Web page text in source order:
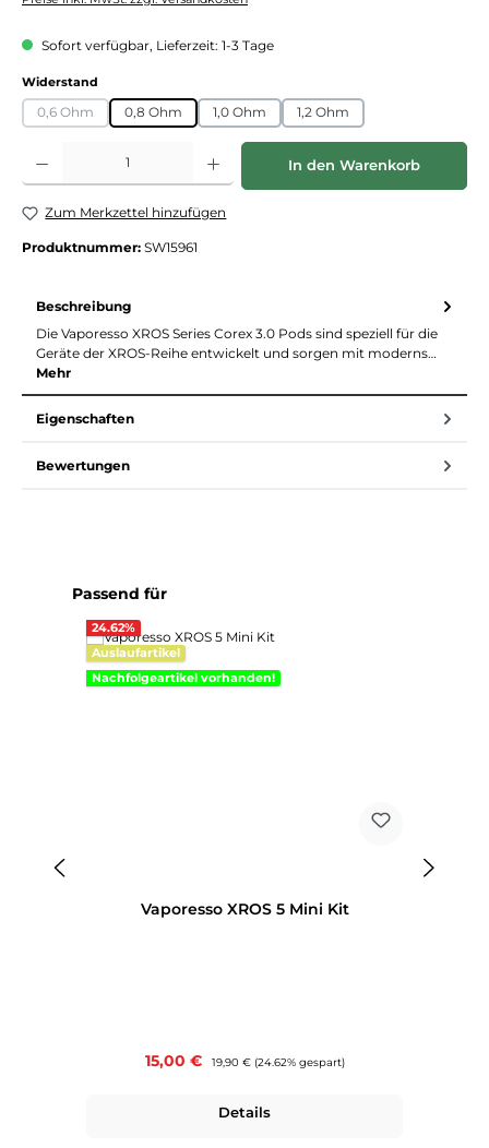
Sofort verfügbar, Lieferzeit: 1-3 Tage
Widerstand
0,6 Ohm
(Diese Option ist zurzeit nicht verfügbar.)
0,8 Ohm 1,0 Ohm 1,2 Ohm
Produkt Anzahl: Gib den gewünschten Wert ein oder benutze die
In den Warenkorb
Zum Merkzettel hinzufügen
Produktnummer: SW15961
Beschreibung
Die Vaporesso XROS Series Corex 3.0 Pods sind speziell für die
Geräte der XROS-Reihe entwickelt und sorgen mit moderns…
Mehr
Eigenschaften
Bewertungen
Produktgalerie überspringen
Passend für
24.62%
Auslaufartikel
Nachfolgeartikel vorhanden!
Vaporesso XROS 5 Mini Kit
Verkaufspreis:
15,00 € Regulärer Preis:
19,90 € (24.62% gespart)
Details